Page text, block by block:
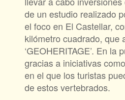
de un estudio realizado
el foco en El Castellar,
kilómetro cuadrado, que
‘GEOHERITAGE’. En
gracias a iniciativas
en el que los turistas
de estos vertebrados.